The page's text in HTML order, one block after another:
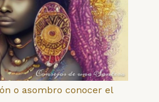
o asombro conocer el